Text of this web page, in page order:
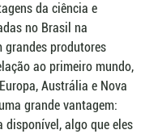
da ciência e
no Brasil na
grandes produtores
ao primeiro mundo,
Austrália e Nova
grande vantagem:
disponível, algo que eles